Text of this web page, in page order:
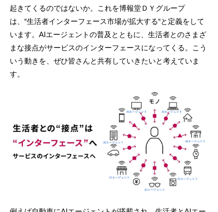
起きてくるのではないか。これを博報堂ＤＹグループ
は、“生活者インターフェース市場が拡大する“と定義をして
います。AIエージェントの普及とともに、生活者とのさまざ
まな接点がサービスのインターフェースになってくる。こう
いう動きを、ぜひ皆さんと共有していきたいと考えていま
す。